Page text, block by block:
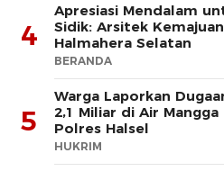
4
Apresiasi Mendalam
Sidik: Arsitek
Halmahera Selatan
BERANDA
5
Warga Laporkan
2,1 Miliar di Air
Polres Halsel
HUKRIM